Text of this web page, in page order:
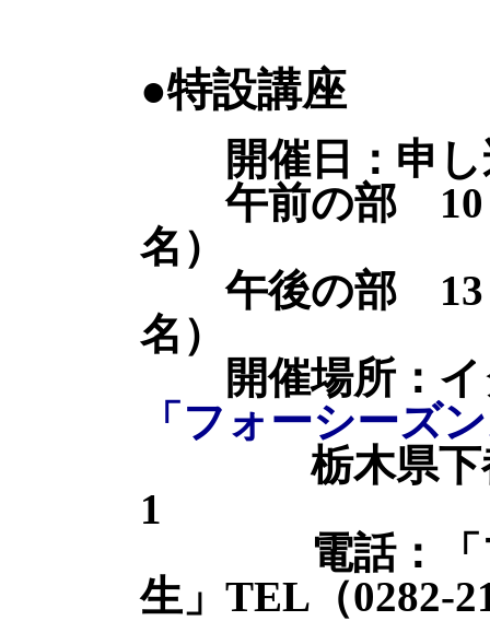
●特設講座
開催日：申し
午前の部 10：
名）
午後の部 13：
名）
開催場所：イ
「フォーシーズ
栃木県下都
1
電話：「フ
生」TEL（0282-